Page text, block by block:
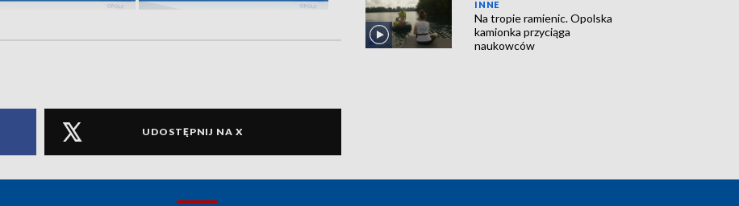
UDOSTĘPNIJ NA X
INNE
Na tropie ramienic. Opolska
kamionka przyciąga
naukowców